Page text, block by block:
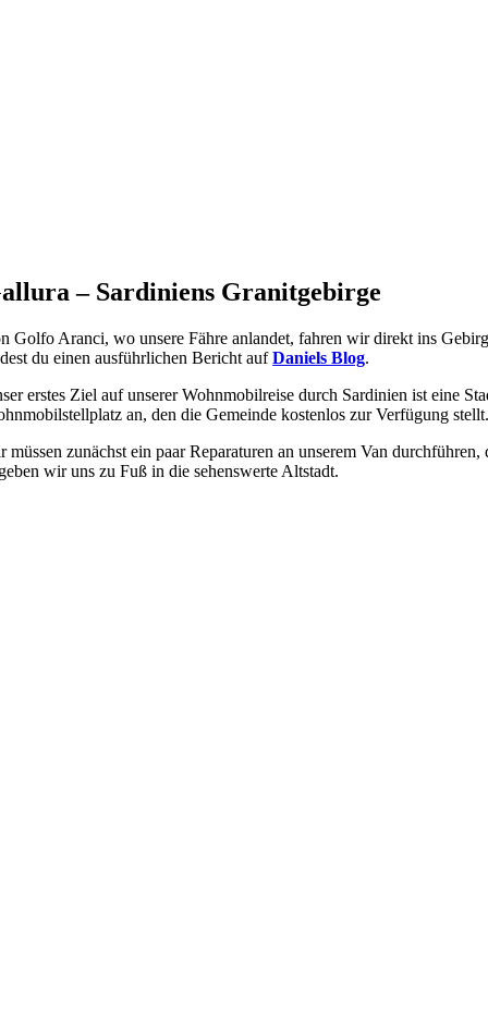
– Sardiniens Granitgebirge
Golfo Aranci, wo unsere Fähre anlandet, fahren wir direkt ins
du einen ausführlichen Bericht aufDaniels Blog.
erstes Ziel auf unserer Wohnmobilreise durch Sardinien ist eine
an, den die Gemeinde kostenlos zur Verfügung
müssen zunächst ein paar Reparaturen an unserem Van
wir uns zu Fuß in die sehenswerte Altstadt.